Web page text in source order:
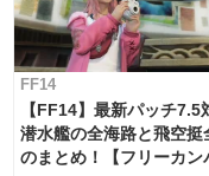
FF14
【FF14】最新パッチ7.5
潜水艦の全海路と飛空挺
のまとめ！【フリーカン